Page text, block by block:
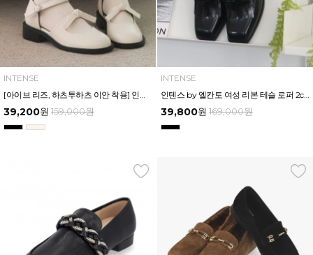
INTENSE
39,200원 159,000원
INTENSE
인텐스 by 엘칸토 여성 리본 테슬 로퍼 2cm LCWD99I513
39,800원 169,000원